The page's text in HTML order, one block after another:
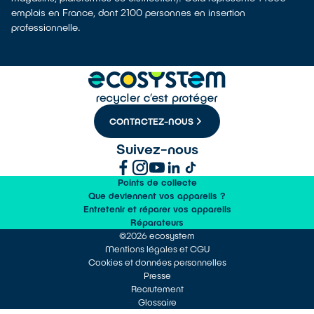
emplois en France, dont 2100 personnes en insertion
professionnelle.
CONTACTEZ-NOUS
Suivez-nous
Points de collecte
Que deviennent vos appareils ?
Entretenir et réparer vos appareils
Réparateurs
©2026 ecosystem
Mentions légales et CGU
Cookies et données personnelles
Presse
Recrutement
Glossaire